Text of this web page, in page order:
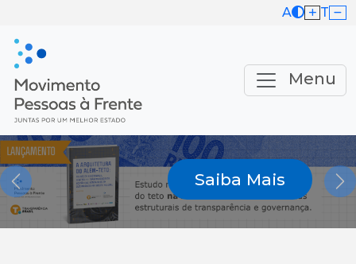
A T
Menu
Saiba Mais
Previous